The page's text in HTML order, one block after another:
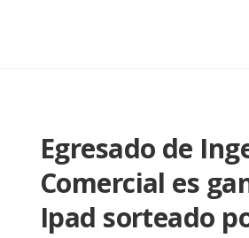
Egresado de
Comercial es
Ipad sorteado